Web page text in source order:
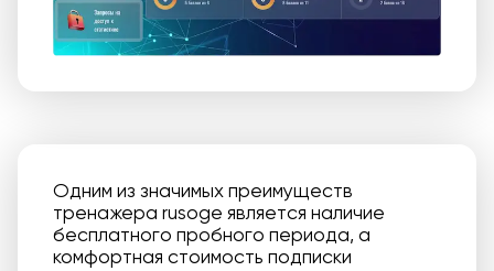
Одним из значимых преимуществ
тренажера rusoge является наличие
бесплатного пробного периода, а
комфортная стоимость подписки